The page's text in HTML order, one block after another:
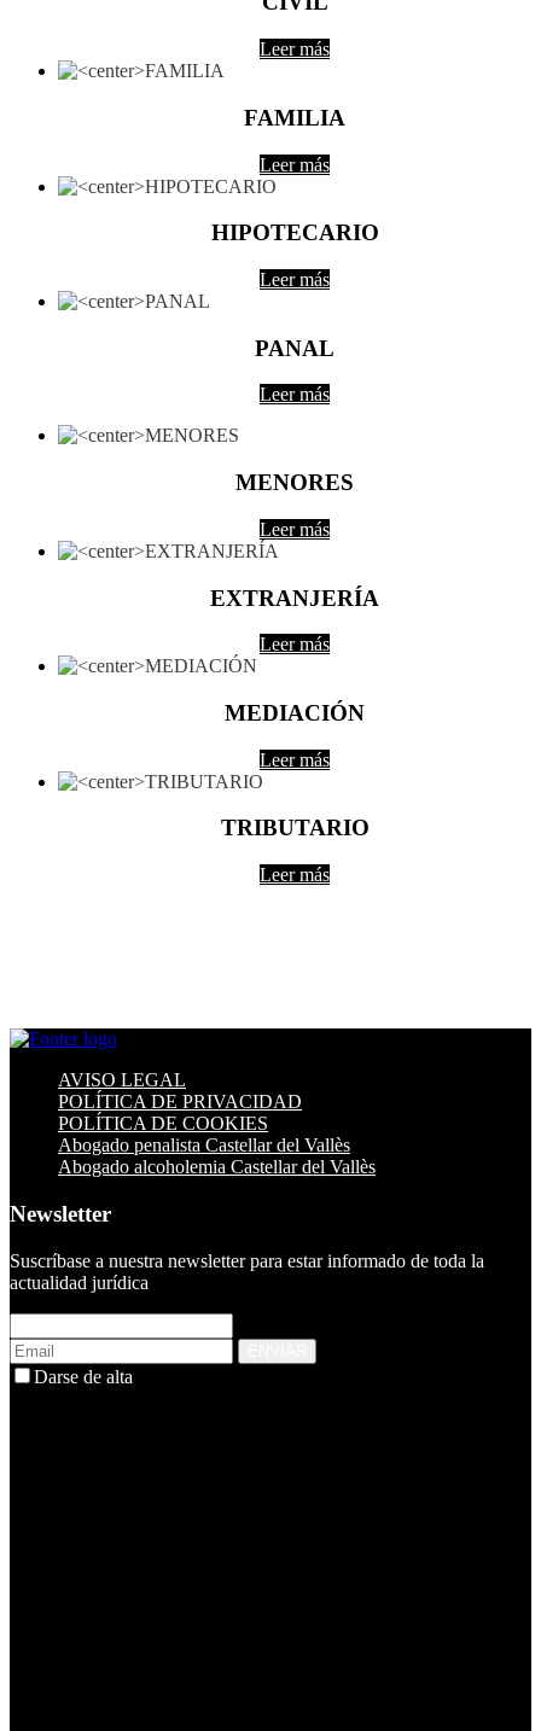
Leer más
FAMILIA
Leer más
HIPOTECARIO
Leer más
PANAL
Leer más
MENORES
Leer más
EXTRANJERÍA
Leer más
MEDIACIÓN
Leer más
TRIBUTARIO
Leer más
AVISO LEGAL
POLÍTICA DE PRIVACIDAD
POLÍTICA DE COOKIES
Abogado penalista Castellar del Vallès
Abogado alcoholemia Castellar del Vallès
Newsletter
Suscríbase a nuestra newsletter para estar informado de toda la
actualidad jurídica
Darse de alta